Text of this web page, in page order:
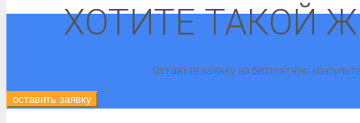
ХОТИТЕ ТАКОЙ
Оставьте заявку на бесплатную
оставить заявку